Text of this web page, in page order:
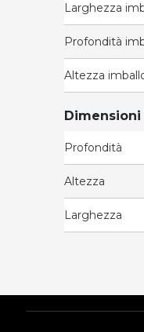
Larghezza
Profondità
Altezza
Dimensioni
Profondità
Altezza
Larghezza